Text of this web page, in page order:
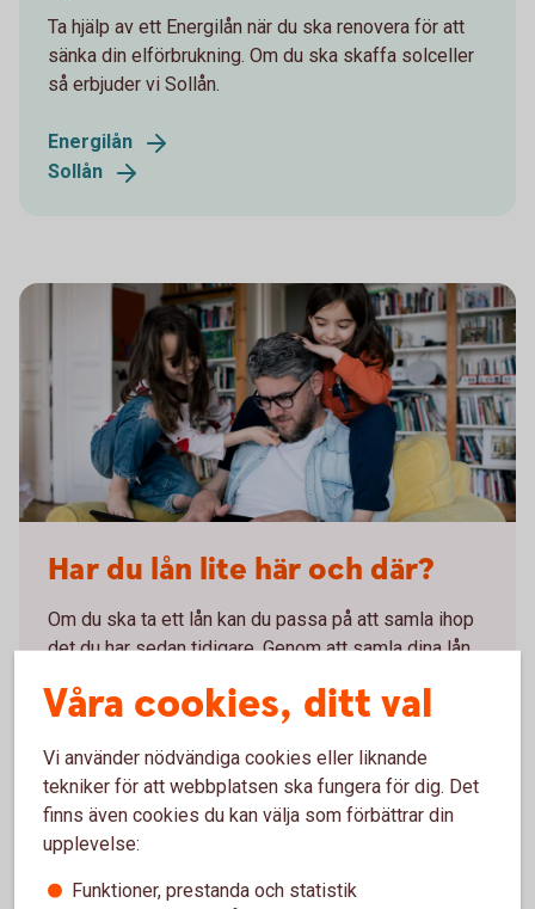
Ta hjälp av ett Energilån när du ska renovera för att
sänka din elförbrukning. Om du ska skaffa solceller
så erbjuder vi Sollån.
Energilån
Sollån
Har du lån lite här och där?
Om du ska ta ett lån kan du passa på att samla ihop
det du har sedan tidigare. Genom att samla dina lån
utgifterna.
Samla dinalån
Våra cookies, ditt val
Vi använder nödvändiga cookies eller liknande
tekniker för att webbplatsen ska fungera för dig. Det
finns även cookies du kan välja som förbättrar din
upplevelse:
Funktioner, prestanda och statistik